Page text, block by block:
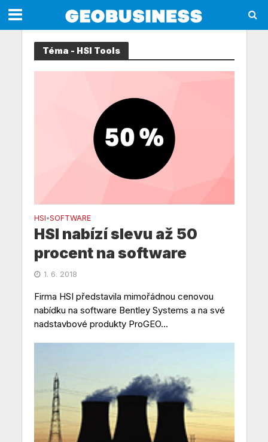
Téma - HSI Tools
HSI•SOFTWARE
HSI nabízí slevu až 50
procent na software
1. 6. 2018
Firma HSI představila mimořádnou cenovou
nabídku na software Bentley Systems a na své
nadstavbové produkty ProGEO...